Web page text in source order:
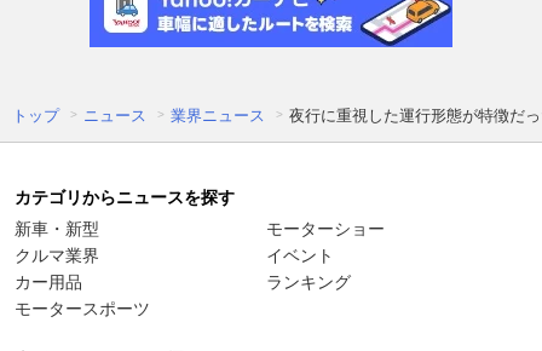
トップ ニュース 業界ニュース 夜行に重視した運行形態が特徴だ
カテゴリからニュースを探す
新車・新型
クルマ業界
カー用品
モータースポーツ
モーターショー
イベント
ランキング